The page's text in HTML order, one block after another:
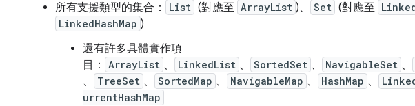
所有支援類型的集合：
List (對應至 ArrayList )、 Set (對應至
LinkedHashMap )
還有許多具體實作項
目：
ArrayList 、 LinkedList 、 SortedSet 、 NavigableSet 、
、 TreeSet 、 SortedMap 、 NavigableMap 、 HashMap 、
urrentHashMap